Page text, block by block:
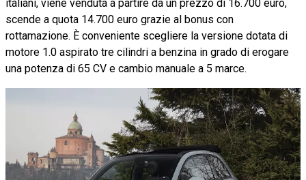
italiani, viene venduta a partire da un prezzo di 16.700 euro,
scende a quota 14.700 euro grazie al bonus con
rottamazione. È conveniente scegliere la versione dotata di
motore 1.0 aspirato tre cilindri a benzina in grado di erogare
una potenza di 65 CV e cambio manuale a 5 marce.